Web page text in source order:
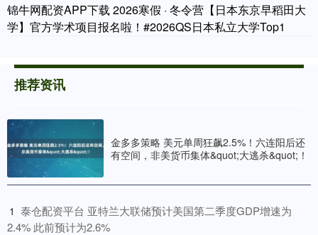
锦牛网配资APP下载 2026寒假 · 冬令营【日本东京早稻田大
学】官方学术项目报名啦！#2026QS日本私立大学Top1
推荐资讯
金多多策略 美元单周狂飙2.5%！六连阳后还
有空间，非美货币集体&quot;大逃杀&quot;！
1 ​泰仓配资平台 亚特兰大联储预计美国第二季度GDP增速为
2.4% 此前预计为2.6%